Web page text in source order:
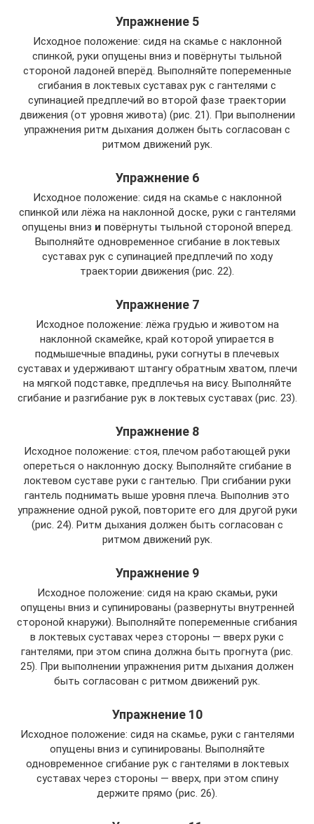
Упражнение 5
Исходное положение: сидя на скамье с наклонной
спинкой, руки опущены вниз и повёрнуты тыльной
стороной ладоней вперёд. Выполняйте попеременные
сгибания в локтевых суставах рук с гантелями с
супинацией предплечий во второй фазе траектории
движения (от уровня живота) (рис. 21). При выполнении
упражнения ритм дыхания должен быть согласован с
ритмом движений рук.
Упражнение 6
Исходное положение: сидя на скамье с наклонной
спинкой или лёжа на наклонной доске, руки с гантелями
опущены вниз и повёрнуты тыльной стороной вперед.
Выполняйте одновременное сгибание в локтевых
суставах рук с супинацией предплечий по ходу
траектории движения (рис. 22).
Упражнение 7
Исходное положение: лёжа грудью и животом на
наклонной скамейке, край которой упирается в
подмышечные впадины, руки согнуты в плечевых
суставах и удерживают штангу обратным хватом, плечи
на мягкой подставке, предплечья на вису. Выполняйте
сгибание и разгибание рук в локтевых суставах (рис. 23).
Упражнение 8
Исходное положение: стоя, плечом работающей руки
опереться о наклонную доску. Выполняйте сгибание в
локтевом суставе руки с гантелью. При сгибании руки
гантель поднимать выше уровня плеча. Выполнив это
упражнение одной рукой, повторите его для другой руки
(рис. 24). Ритм дыхания должен быть согласован с
ритмом движений рук.
Упражнение 9
Исходное положение: сидя на краю скамьи, руки
опущены вниз и супинированы (развернуты внутренней
стороной кнаружи). Выполняйте попеременные сгибания
в локтевых суставах через стороны — вверх руки с
гантелями, при этом спина должна быть прогнута (рис.
25). При выполнении упражнения ритм дыхания должен
быть согласован с ритмом движений рук.
Упражнение 10
Исходное положение: сидя на скамье, руки с гантелями
опущены вниз и супинированы. Выполняйте
одновременное сгибание рук с гантелями в локтевых
суставах через стороны — вверх, при этом спину
держите прямо (рис. 26).